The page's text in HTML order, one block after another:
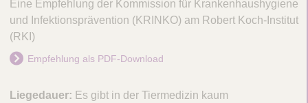
Eine Empfehlung der Kommission für Krankenhaushygiene
und Infektionsprävention (KRINKO) am Robert Koch-Institut
(RKI)
Empfehlung als PDF-Download
Liegedauer: Es gibt in der Tiermedizin kaum